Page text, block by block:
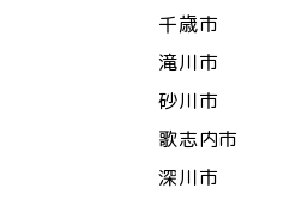
千歳市
滝川市
砂川市
歌志内市
深川市